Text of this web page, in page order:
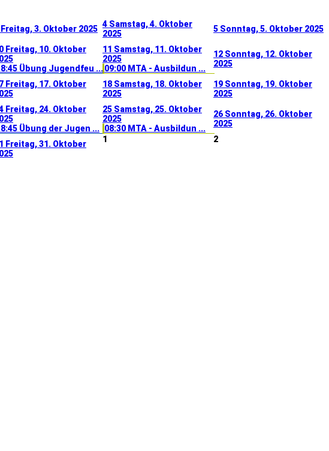
Freitag, 3. Oktober 2025 4 Samstag, 4. Oktober
2025
5 Sonntag, 5. Oktober 2025
Freitag, 10. Oktober
Übung Jugendfeu ...
11 Samstag, 11. Oktober
2025
09:00 MTA - Ausbildun ...
12 Sonntag, 12. Oktober
2025
Freitag, 17. Oktober
18 Samstag, 18. Oktober
2025
19 Sonntag, 19. Oktober
2025
Freitag, 24. Oktober
Übung der Jugen ...
25 Samstag, 25. Oktober
2025
08:30 MTA - Ausbildun ...
26 Sonntag, 26. Oktober
2025
Freitag, 31. Oktober
1 2